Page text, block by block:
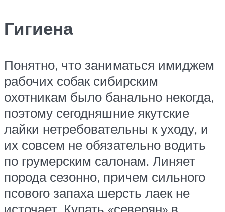
Гигиена
Понятно, что заниматься имиджем
рабочих собак сибирским
охотникам было банально некогда,
поэтому сегодняшние якутские
лайки нетребовательны к уходу, и
их совсем не обязательно водить
по грумерским салонам. Линяет
порода сезонно, причем сильного
псового запаха шерсть лаек не